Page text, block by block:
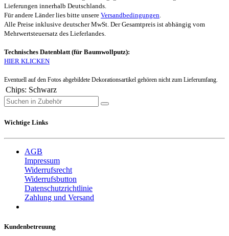
Lieferungen innerhalb Deutschlands.
Für andere Länder lies bitte unsere Versandbedingungen.
Alle Preise inklusive deutscher MwSt. Der Gesamtpreis ist abhängig vom
Mehrwertsteuersatz des Lieferlandes.
Technisches Datenblatt (für Baumwollputz):
HIER KLICKEN
Eventuell auf den Fotos abgebildete Dekorationsartikel gehören nicht zum Lieferumfang.
Chips: Schwarz
Wichtige Links
AGB
Impressum
Widerrufsrecht
Widerrufsbutton
Datenschutzrichtlinie
Zahlung und Versand
Kundenbetreuung